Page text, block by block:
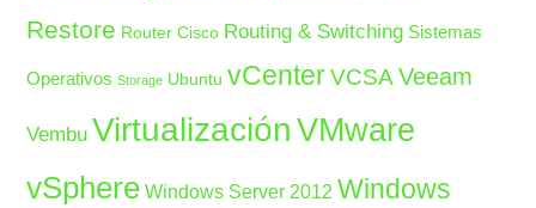
Restore Router Cisco Routing & Switching Sistemas
Operativos Storage Ubuntu vCenter VCSA Veeam
Vembu Virtualización VMware
vSphere Windows Server 2012 Windows